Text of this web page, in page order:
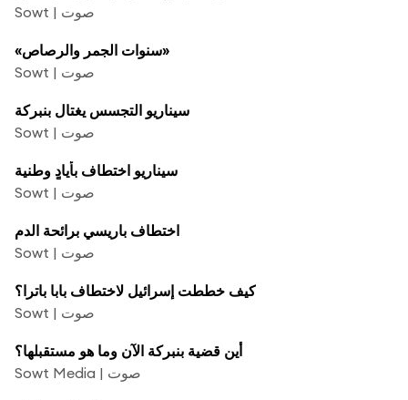
Sowt | صوت
«سنوات الجمر والرصاص»
Sowt | صوت
سيناريو التجسس يغتال بنبركة
Sowt | صوت
سيناريو اختطاف بأيادٍ وطنية
Sowt | صوت
اختطاف باريسي برائحة الدم
Sowt | صوت
كيف خططت إسرائيل لاختطاف بابا باترا؟
Sowt | صوت
أين قضية بنبركة الآن وما هو مستقبلها؟
Sowt Media | صوت